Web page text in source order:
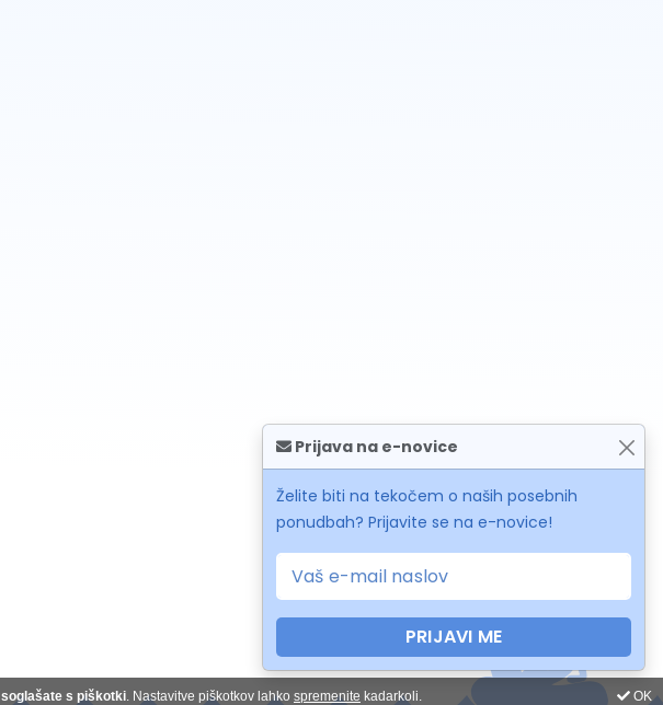
Prijava na e-novice
Želite biti na tekočem o naših posebnih
ponudbah? Prijavite se na e-novice!
PRIJAVI ME
soglašate s piškotki. Nastavitve piškotkov lahko spremenite kadarkoli. OK